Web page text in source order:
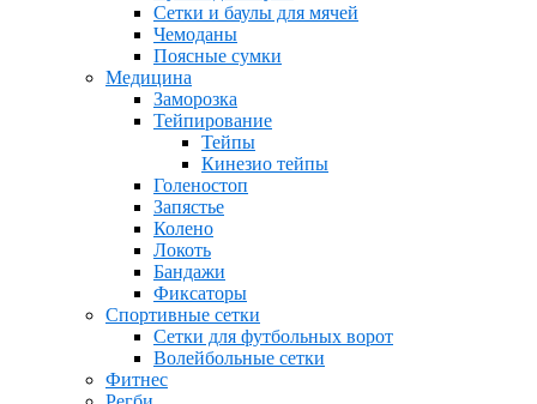
Сетки и баулы для мячей
Чемоданы
Поясные сумки
Медицина
Заморозка
Тейпирование
Тейпы
Кинезио тейпы
Голеностоп
Запястье
Колено
Локоть
Бандажи
Фиксаторы
Спортивные сетки
Сетки для футбольных ворот
Волейбольные сетки
Фитнес